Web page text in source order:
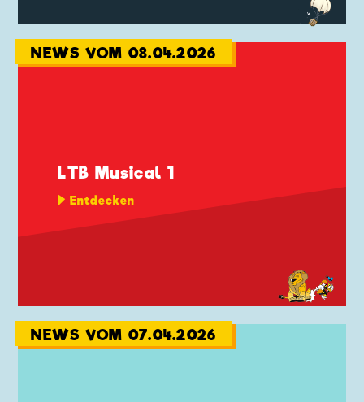
NEWS VOM 08.04.2026
LTB Musical 1
Entdecken
NEWS VOM 07.04.2026